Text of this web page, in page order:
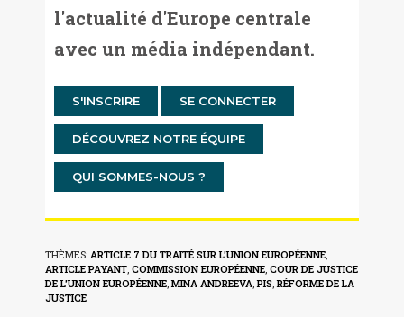
l'actualité d'Europe centrale
avec un média indépendant.
S'INSCRIRE SE CONNECTER
DÉCOUVREZ NOTRE ÉQUIPE
QUI SOMMES-NOUS ?
THÈMES: ARTICLE 7 DU TRAITÉ SUR L'UNION EUROPÉENNE
ARTICLE PAYANT COMMISSION EUROPÉENNE COUR DE JUSTICE
DE L'UNION EUROPÉENNE ,MINA ANDREEVA ,PIS ,RÉFORME DE LA
JUSTICE